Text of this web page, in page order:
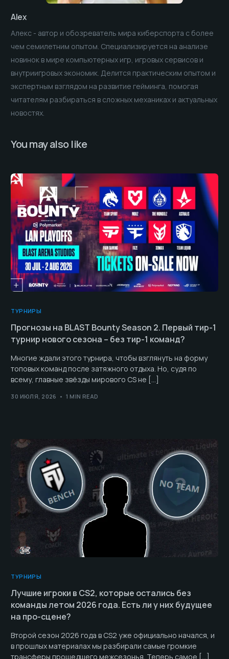
Alex
Алекс - автор и обозреватель мира киберспорта с более
чем семилетним опытом. Специализируется на анализе
новинок в мире компьютерных игр, игровых сервисов и
внутриигровых экономик. Делится практическим опытом и
экспертным взглядом на развитие гейминга, помогая
читателям разбираться в сложных механиках и актуальных
новостях.
You may also like
ТУРНИРЫ
Прогнозы на BLAST Bounty Season 2. Первый тир-1
турнир нового сезона – без тир-1 команд?
Многие ждали этого турнира, чтобы взглянуть на форму
топовых команд после затяжного отдыха. Но, судя по
всему, главные звёзды мирового CS не […]
30 ИЮЛЯ, 2026 1 MIN READ
ТУРНИРЫ
Лучшие игроки в CS2, которые остались без
команды летом 2026 года. Есть ли у них будущее
на про-сцене?
Второй сезон 2026 года в CS2 уже официально начался, и
в прошлых материалах мы разбирали самые громкие
трансферы прошедшего межсезонья. Теперь самое […]